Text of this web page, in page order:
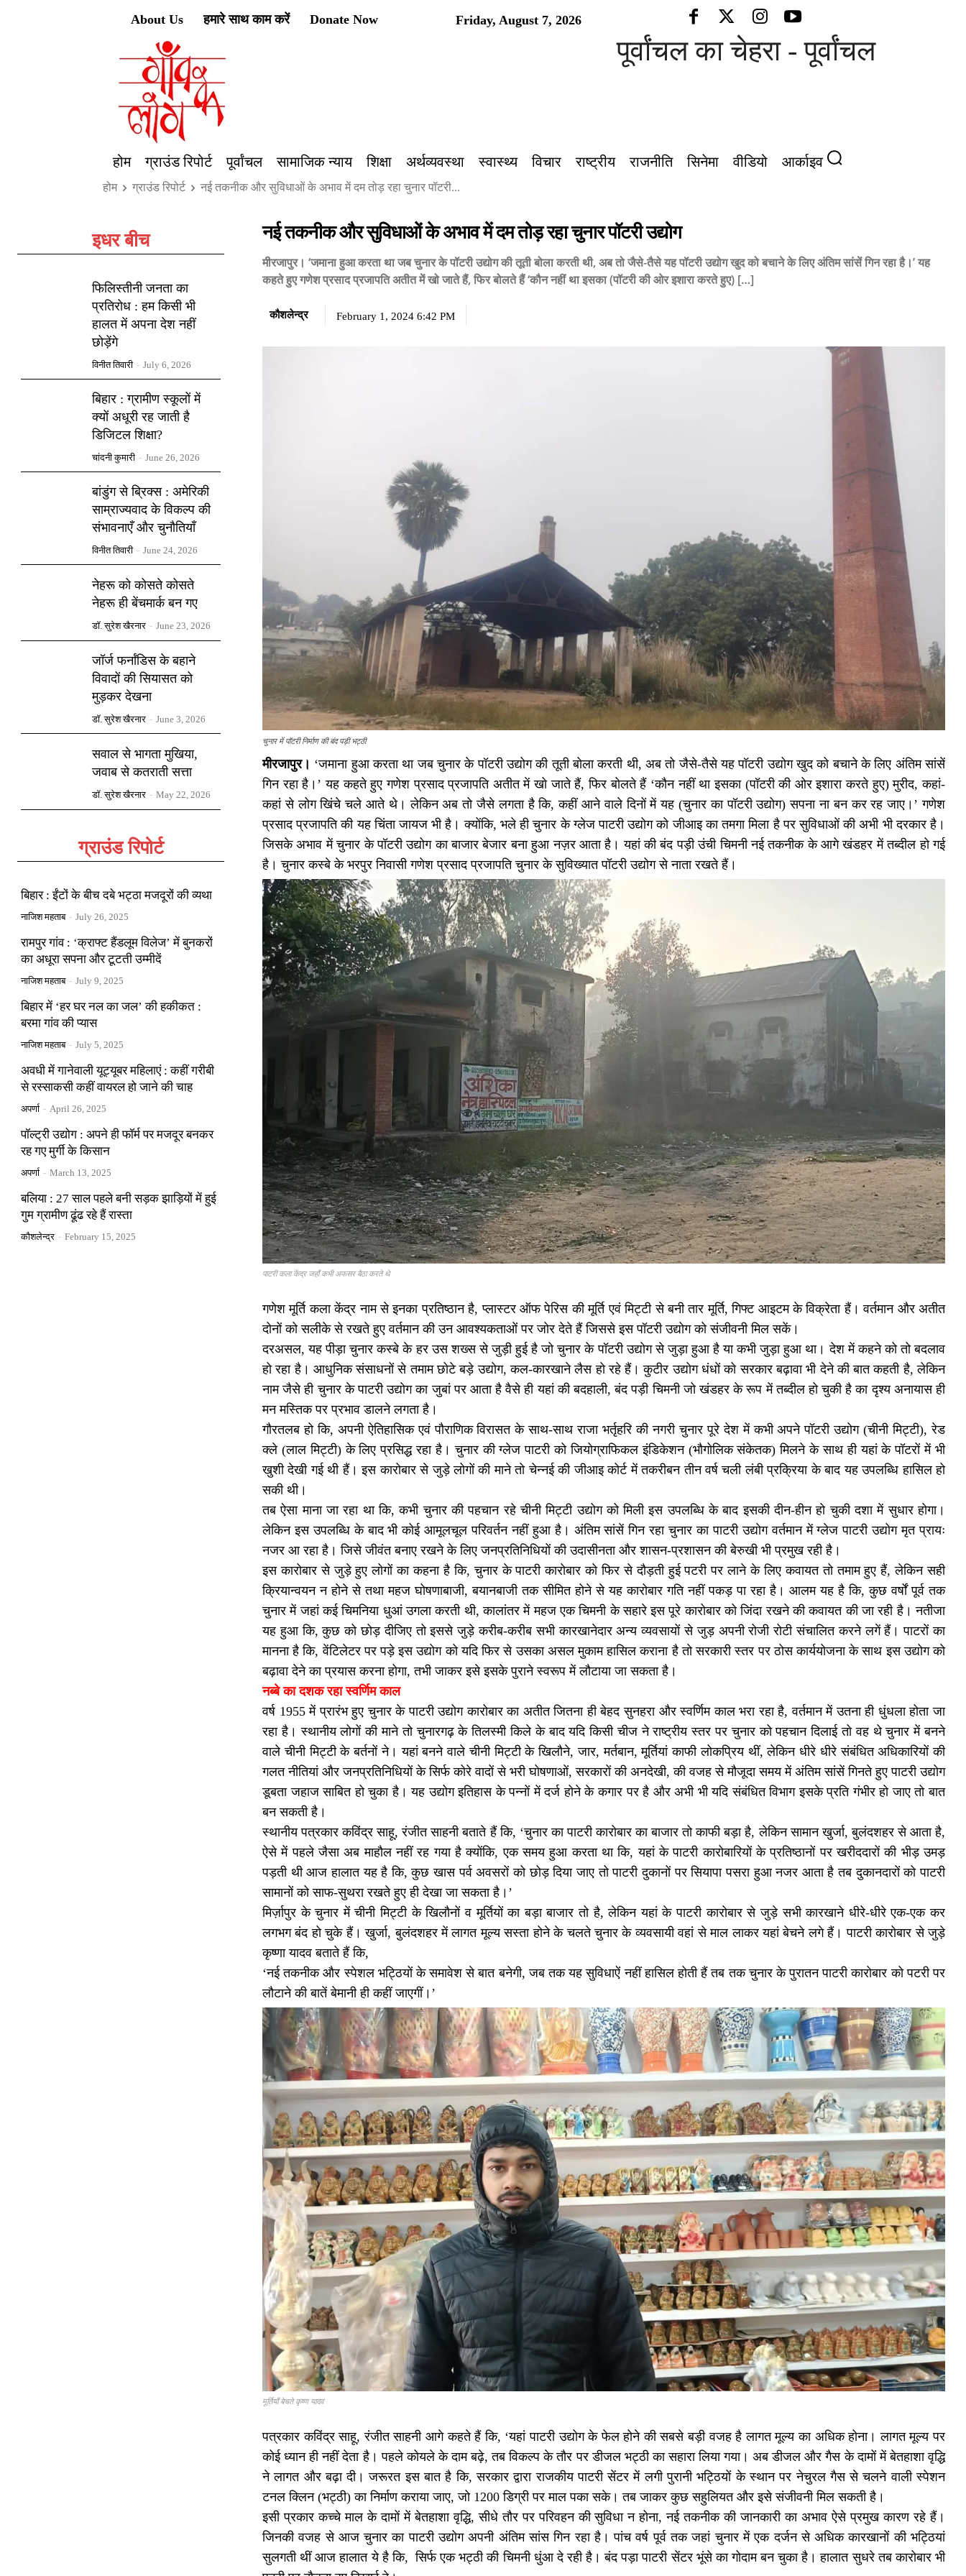
Friday, August 7, 2026
About Us हमारे साथ काम करें Donate Now
पूर्वांचल का चेहरा - पूर्वांचल की आवाज़
होम ग्राउंड रिपोर्ट पूर्वांचल सामाजिक न्याय शिक्षा अर्थव्यवस्था स्वास्थ्य विचार राष्ट्रीय राजनीति सिनेमा वीडियो आर्काइव
होम ग्राउंड रिपोर्ट नई तकनीक और सुविधाओं के अभाव में दम तोड़ रहा चुनार पॉटरी...
इधर बीच
फिलिस्तीनी जनता का
प्रतिरोध : हम किसी भी
हालत में अपना देश नहीं
छोड़ेंगे
विनीत तिवारी - July 6, 2026
बिहार : ग्रामीण स्कूलों में
क्यों अधूरी रह जाती है
डिजिटल शिक्षा?
चांदनी कुमारी - June 26, 2026
बांडुंग से ब्रिक्स : अमेरिकी
साम्राज्यवाद के विकल्प की
संभावनाएँ और चुनौतियाँ
विनीत तिवारी - June 24, 2026
नेहरू को कोसते कोसते
नेहरू ही बेंचमार्क बन गए
डॉ. सुरेश खैरनार - June 23, 2026
जॉर्ज फर्नांडिस के बहाने
विवादों की सियासत को
मुड़कर देखना
डॉ. सुरेश खैरनार - June 3, 2026
सवाल से भागता मुखिया,
जवाब से कतराती सत्ता
डॉ. सुरेश खैरनार - May 22, 2026
ग्राउंड रिपोर्ट
बिहार : ईंटों के बीच दबे भट्ठा मजदूरों की व्यथा
नाजिश महताब - July 26, 2025
रामपुर गांव : ‘क्राफ्ट हैंडलूम विलेज’ में बुनकरों
का अधूरा सपना और टूटती उम्मीदें
नाजिश महताब - July 9, 2025
बिहार में ‘हर घर नल का जल’ की हकीकत :
बरमा गांव की प्यास
नाजिश महताब - July 5, 2025
अवधी में गानेवाली यूट्यूबर महिलाएं : कहीं गरीबी
से रस्साकसी कहीं वायरल हो जाने की चाह
अपर्णा - April 26, 2025
पॉल्ट्री उद्योग : अपने ही फॉर्म पर मजदूर बनकर
रह गए मुर्गी के किसान
अपर्णा - March 13, 2025
बलिया : 27 साल पहले बनी सड़क झाड़ियों में हुई
गुम ग्रामीण ढूंढ रहे हैं रास्ता
कौशलेन्द्र - February 15, 2025
नई तकनीक और सुविधाओं के अभाव में दम तोड़ रहा चुनार पॉटरी उद्योग
मीरजापुर। ‘जमाना हुआ करता था जब चुनार के पॉटरी उद्योग की तूती बोला करती थी, अब तो जैसे-तैसे यह पॉटरी उद्योग खुद को बचाने के लिए अंतिम सांसें गिन रहा है।’ यह
कहते हुए गणेश प्रसाद प्रजापति अतीत में खो जाते हैं, फिर बोलते हैं ‘कौन नहीं था इसका (पॉटरी की ओर इशारा करते हुए) […]
कौशलेन्द्र February 1, 2024 6:42 PM
चुनार में पॉटरी निर्माण की बंद पड़ी भट्ठी
मीरजापुर। ‘जमाना हुआ करता था जब चुनार के पॉटरी उद्योग की तूती बोला करती थी, अब तो जैसे-तैसे यह पॉटरी उद्योग खुद को बचाने के लिए अंतिम सांसें
गिन रहा है।’ यह कहते हुए गणेश प्रसाद प्रजापति अतीत में खो जाते हैं, फिर बोलते हैं ‘कौन नहीं था इसका (पॉटरी की ओर इशारा करते हुए) मुरीद, कहां-
कहां से लोग खिंचे चले आते थे। लेकिन अब तो जैसे लगता है कि, कहीं आने वाले दिनों में यह (चुनार का पॉटरी उद्योग) सपना ना बन कर रह जाए।’ गणेश
प्रसाद प्रजापति की यह चिंता जायज भी है। क्योंकि, भले ही चुनार के ग्लेज पाटरी उद्योग को जीआइ का तमगा मिला है पर सुविधाओं की अभी भी दरकार है।
जिसके अभाव में चुनार के पॉटरी उद्योग का बाजार बेजार बना हुआ नज़र आता है। यहां की बंद पड़ी उंची चिमनी नई तकनीक के आगे खंडहर में तब्दील हो गई
है। चुनार कस्बे के भरपुर निवासी गणेश प्रसाद प्रजापति चुनार के सुविख्यात पॉटरी उद्योग से नाता रखते हैं।
पाटरी कला केंद्र जहाँ कभी अफसर बैठा करते थे
गणेश मूर्ति कला केंद्र नाम से इनका प्रतिष्ठान है, प्लास्टर ऑफ पेरिस की मूर्ति एवं मिट्टी से बनी तार मूर्ति, गिफ्ट आइटम के विक्रेता हैं। वर्तमान और अतीत
दोनों को सलीके से रखते हुए वर्तमान की उन आवश्यकताओं पर जोर देते हैं जिससे इस पॉटरी उद्योग को संजीवनी मिल सकें।
दरअसल, यह पीड़ा चुनार कस्बे के हर उस शख्स से जुड़ी हुई है जो चुनार के पॉटरी उद्योग से जुड़ा हुआ है या कभी जुड़ा हुआ था। देश में कहने को तो बदलाव
हो रहा है। आधुनिक संसाधनों से तमाम छोटे बड़े उद्योग, कल-कारखाने लैस हो रहे हैं। कुटीर उद्योग धंधों को सरकार बढ़ावा भी देने की बात कहती है, लेकिन
नाम जैसे ही चुनार के पाटरी उद्योग का जुबां पर आता है वैसे ही यहां की बदहाली, बंद पड़ी चिमनी जो खंडहर के रूप में तब्दील हो चुकी है का दृश्य अनायास ही
मन मस्तिक पर प्रभाव डालने लगता है।
गौरतलब हो कि, अपनी ऐतिहासिक एवं पौराणिक विरासत के साथ-साथ राजा भर्तृहरि की नगरी चुनार पूरे देश में कभी अपने पॉटरी उद्योग (चीनी मिट्टी), रेड
क्ले (लाल मिट्टी) के लिए प्रसिद्ध रहा है। चुनार की ग्लेज पाटरी को जियोग्राफिकल इंडिकेशन (भौगोलिक संकेतक) मिलने के साथ ही यहां के पॉटरों में भी
खुशी देखी गई थी हैं। इस कारोबार से जुड़े लोगों की माने तो चेन्नई की जीआइ कोर्ट में तकरीबन तीन वर्ष चली लंबी प्रक्रिया के बाद यह उपलब्धि हासिल हो
सकी थी।
तब ऐसा माना जा रहा था कि, कभी चुनार की पहचान रहे चीनी मिट्टी उद्योग को मिली इस उपलब्धि के बाद इसकी दीन-हीन हो चुकी दशा में सुधार होगा।
लेकिन इस उपलब्धि के बाद भी कोई आमूलचूल परिवर्तन नहीं हुआ है। अंतिम सांसें गिन रहा चुनार का पाटरी उद्योग वर्तमान में ग्लेज पाटरी उद्योग मृत प्रायः
नजर आ रहा है। जिसे जीवंत बनाए रखने के लिए जनप्रतिनिधियों की उदासीनता और शासन-प्रशासन की बेरुखी भी प्रमुख रही है।
इस कारोबार से जुड़े हुए लोगों का कहना है कि, चुनार के पाटरी कारोबार को फिर से दौड़ती हुई पटरी पर लाने के लिए कवायत तो तमाम हुए हैं, लेकिन सही
क्रियान्वयन न होने से तथा महज घोषणाबाजी, बयानबाजी तक सीमित होने से यह कारोबार गति नहीं पकड़ पा रहा है। आलम यह है कि, कुछ वर्षों पूर्व तक
चुनार में जहां कई चिमनिया धुआं उगला करती थी, कालांतर में महज एक चिमनी के सहारे इस पूरे कारोबार को जिंदा रखने की कवायत की जा रही है। नतीजा
यह हुआ कि, कुछ को छोड़ दीजिए तो इससे जुड़े करीब-करीब सभी कारखानेदार अन्य व्यवसायों से जुड़ अपनी रोजी रोटी संचालित करने लगें हैं। पाटरों का
मानना है कि, वेंटिलेटर पर पड़े इस उद्योग को यदि फिर से उसका असल मुकाम हासिल कराना है तो सरकारी स्तर पर ठोस कार्ययोजना के साथ इस उद्योग को
बढ़ावा देने का प्रयास करना होगा, तभी जाकर इसे इसके पुराने स्वरूप में लौटाया जा सकता है।
नब्बे का दशक रहा स्वर्णिम काल
वर्ष 1955 में प्रारंभ हुए चुनार के पाटरी उद्योग कारोबार का अतीत जितना ही बेहद सुनहरा और स्वर्णिम काल भरा रहा है, वर्तमान में उतना ही धुंधला होता जा
रहा है। स्थानीय लोगों की माने तो चुनारगढ़ के तिलस्मी किले के बाद यदि किसी चीज ने राष्ट्रीय स्तर पर चुनार को पहचान दिलाई तो वह थे चुनार में बनने
वाले चीनी मिट्टी के बर्तनों ने। यहां बनने वाले चीनी मिट्टी के खिलौने, जार, मर्तबान, मूर्तियां काफी लोकप्रिय थीं, लेकिन धीरे धीरे संबंधित अधिकारियों की
गलत नीतियां और जनप्रतिनिधियों के सिर्फ कोरे वादों से भरी घोषणाओं, सरकारों की अनदेखी, की वजह से मौजूदा समय में अंतिम सांसें गिनते हुए पाटरी उद्योग
डूबता जहाज साबित हो चुका है। यह उद्योग इतिहास के पन्नों में दर्ज होने के कगार पर है और अभी भी यदि संबंधित विभाग इसके प्रति गंभीर हो जाए तो बात
बन सकती है।
स्थानीय पत्रकार कविंद्र साहू, रंजीत साहनी बताते हैं कि, ‘चुनार का पाटरी कारोबार का बाजार तो काफी बड़ा है, लेकिन सामान खुर्जा, बुलंदशहर से आता है,
ऐसे में पहले जैसा अब माहौल नहीं रह गया है क्योंकि, एक समय हुआ करता था कि, यहां के पाटरी कारोबारियों के प्रतिष्ठानों पर खरीददारों की भीड़ उमड़
पड़ती थी आज हालात यह है कि, कुछ खास पर्व अवसरों को छोड़ दिया जाए तो पाटरी दुकानों पर सियापा पसरा हुआ नजर आता है तब दुकानदारों को पाटरी
सामानों को साफ-सुथरा रखते हुए ही देखा जा सकता है।’
मिर्ज़ापुर के चुनार में चीनी मिट्टी के खिलौनों व मूर्तियों का बड़ा बाजार तो है, लेकिन यहां के पाटरी कारोबार से जुड़े सभी कारखाने धीरे-धीरे एक-एक कर
लगभग बंद हो चुके हैं। खुर्जा, बुलंदशहर में लागत मूल्य सस्ता होने के चलते चुनार के व्यवसायी वहां से माल लाकर यहां बेचने लगे हैं। पाटरी कारोबार से जुड़े
कृष्णा यादव बताते हैं कि,
‘नई तकनीक और स्पेशल भट्ठियों के समावेश से बात बनेगी, जब तक यह सुविधाऐं नहीं हासिल होती हैं तब तक चुनार के पुरातन पाटरी कारोबार को पटरी पर
लौटाने की बातें बेमानी ही कहीं जाएगीं।’
मूर्तियाँ बेचते कृष्ण यादव
पत्रकार कविंद्र साहू, रंजीत साहनी आगे कहते हैं कि, ‘यहां पाटरी उद्योग के फेल होने की सबसे बड़ी वजह है लागत मूल्य का अधिक होना। लागत मूल्य पर
कोई ध्यान ही नहीं देता है। पहले कोयले के दाम बढ़े, तब विकल्प के तौर पर डीजल भट्ठी का सहारा लिया गया। अब डीजल और गैस के दामों में बेतहाशा वृद्धि
ने लागत और बढ़ा दी। जरूरत इस बात है कि, सरकार द्वारा राजकीय पाटरी सेंटर में लगी पुरानी भट्ठियों के स्थान पर नेचुरल गैस से चलने वाली स्पेशन
टनल क्लिन (भट्ठी) का निर्माण कराया जाए, जो 1200 डिग्री पर माल पका सके। तब जाकर कुछ सहुलियत और इसे संजीवनी मिल सकती है।
इसी प्रकार कच्चे माल के दामों में बेतहाशा वृद्धि, सीधे तौर पर परिवहन की सुविधा न होना, नई तकनीक की जानकारी का अभाव ऐसे प्रमुख कारण रहे हैं।
जिनकी वजह से आज चुनार का पाटरी उद्योग अपनी अंतिम सांस गिन रहा है। पांच वर्ष पूर्व तक जहां चुनार में एक दर्जन से अधिक कारखानों की भट्ठियां
सुलगती थीं आज हालात ये है कि, सिर्फ एक भट्ठी की चिमनी धुंआ दे रही है। बंद पड़ा पाटरी सेंटर भूंसे का गोदाम बन चुका है। हालात सुधरे तब कारोबार भी